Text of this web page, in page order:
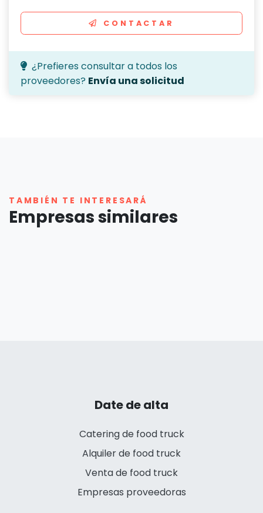
CONTACTAR
¿Prefieres consultar a todos los
proveedores? Envía una solicitud
TAMBIÉN TE INTERESARÁ
Empresas similares
Date de alta
Catering de food truck
Alquiler de food truck
Venta de food truck
Empresas proveedoras